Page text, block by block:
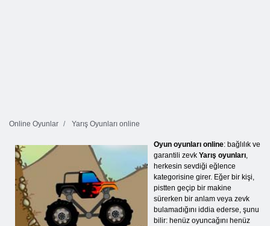
Online Oyunlar Yarış Oyunları online
Oyun oyunları online: bağlılık ve
garantili zevk Yarış oyunları,
herkesin sevdiği eğlence
kategorisine girer. Eğer bir kişi,
pistten geçip bir makine
sürerken bir anlam veya zevk
bulamadığını iddia ederse, şunu
bilir: henüz oyuncağını henüz